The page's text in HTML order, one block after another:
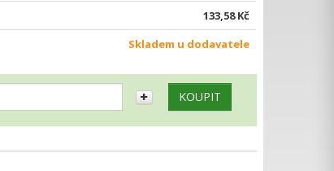
133,58 Kč
Skladem u dodavatele